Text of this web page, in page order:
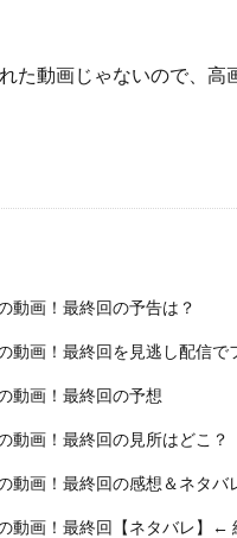
た動画じゃないので、高
動画！最終回の予告は？
動画！最終回を見逃し配信
動画！最終回の予想
動画！最終回の見所はどこ？
動画！最終回の感想＆ネタバ
動画！最終回【ネタバレ】←